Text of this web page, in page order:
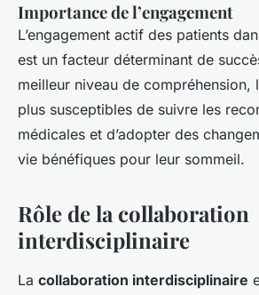
Importance de l’engagement
L’engagement actif des patients
est un facteur déterminant de
meilleur niveau de compréhension,
plus susceptibles de suivre les
médicales et d’adopter des
vie bénéfiques pour leur sommeil.
Rôle de la collaboration
interdisciplinaire
La collaboration interdisciplinaire